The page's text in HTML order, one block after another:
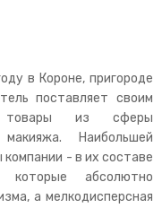
в Короне, пригороде
поставляет своим
товары из сферы
Наибольшей
- в их составе
которые абсолютно
а мелкодисперсная